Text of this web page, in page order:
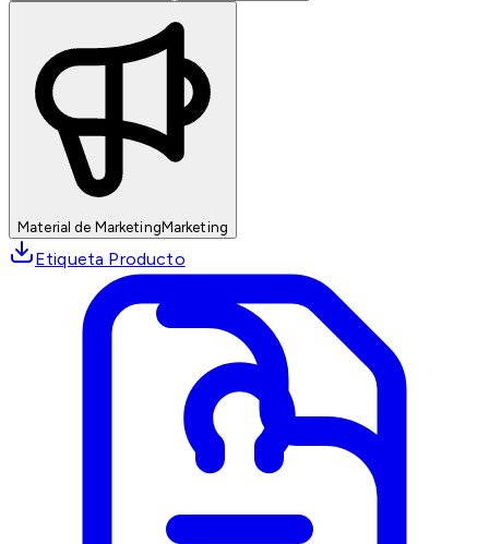
Material de MarketingMarketing
Etiqueta Producto